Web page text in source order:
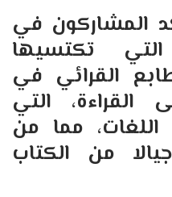
المشاركون في
التي تكتسيها
القرائي في
القراءة، التي
مما من
من الكتاب